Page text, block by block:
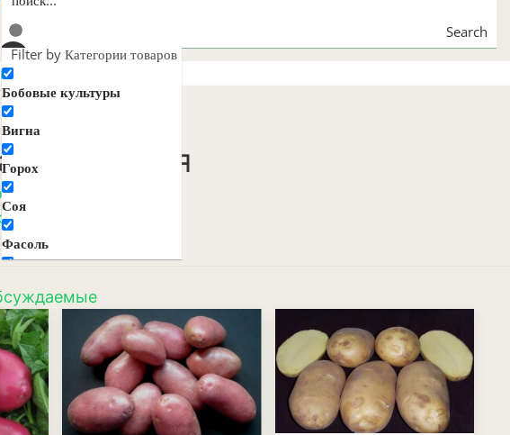
Search
Filter by Категории товаров
Бобовые культуры
Вигна
Горох
Соя
Фасоль
растения
Агератум
Аквилегия
Амарант
щ
картофеля
описание
ответ за минуту
(ответов: )